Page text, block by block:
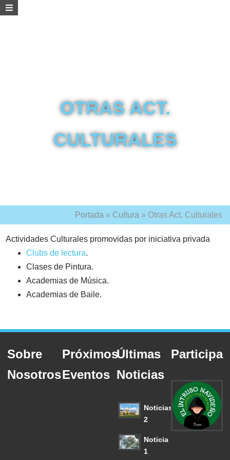
OTRAS ACT.
CULTURALES
Portada » Cultura » Otras Act. Culturales
Actividades Culturales promovidas por iniciativa privada
Clubs de lectura.
Clases de Pintura.
Academias de Música.
Academias de Baile.
Sobre
Nosotros
Próximos
Eventos
Últimas
Noticias
Noticias
2
Noticia
1
Participa